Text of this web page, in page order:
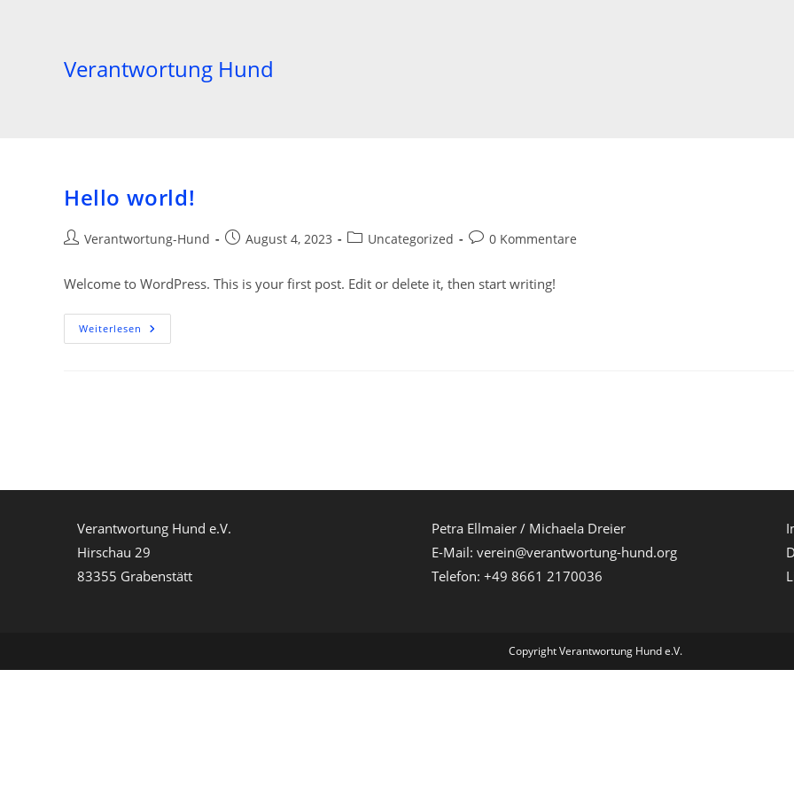
Verantwortung Hund
Hello world!
Beitrags-
Verantwortung-Hund
BeitragAugust 4, 2023
Beitrags-
Uncategorized
Beitrags-
0 Kommentare
Welcome to WordPress. This is your first post. Edit or delete it, then start writing!
Weiterlesen Hello
World!
Verantwortung Hund e.V.
Hirschau 29
83355 Grabenstätt
Petra Ellmaier / Michaela Dreier
E-Mail: verein@verantwortung-hund.org
Telefon: +49 8661 2170036
Copyright Verantwortung Hund e.V.